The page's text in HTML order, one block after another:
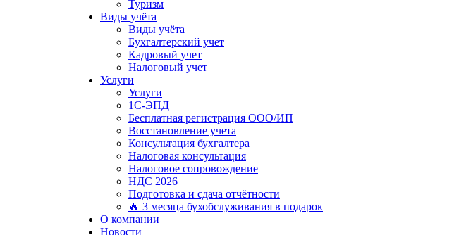
Туризм
Виды учёта
Виды учёта
Бухгалтерский учет
Кадровый учет
Налоговый учет
Услуги
Услуги
1С-ЭПД
Бесплатная регистрация ООО/ИП
Восстановление учета
Консультация бухгалтера
Налоговая консультация
Налоговое сопровождение
НДС 2026
Подготовка и сдача отчётности
🔥 3 месяца бухобслуживания в подарок
О компании
Новости